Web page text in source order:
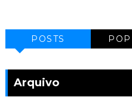
POSTS
Arquivo